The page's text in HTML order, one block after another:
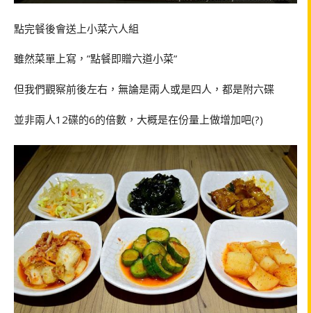
點完餐後會送上小菜六人組
雖然菜單上寫， ”點餐即贈六道小菜”
但我們觀察前後左右，無論是兩人或是四人，都是附六碟
並非兩人12碟的6的倍數，大概是在份量上做增加吧(?)